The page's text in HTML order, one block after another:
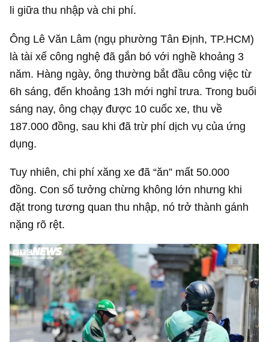
li giữa thu nhập và chi phí.
Ông Lê Văn Lâm (ngụ phường Tân Định, TP.HCM)
là tài xế công nghệ đã gắn bó với nghề khoảng 3
năm. Hàng ngày, ông thường bắt đầu công việc từ
6h sáng, đến khoảng 13h mới nghỉ trưa. Trong buổi
sáng nay, ông chạy được 10 cuốc xe, thu về
187.000 đồng, sau khi đã trừ phí dịch vụ của ứng
dụng.
Tuy nhiên, chi phí xăng xe đã “ăn” mất 50.000
đồng. Con số tưởng chừng không lớn nhưng khi
đặt trong tương quan thu nhập, nó trở thành gánh
nặng rõ rệt.